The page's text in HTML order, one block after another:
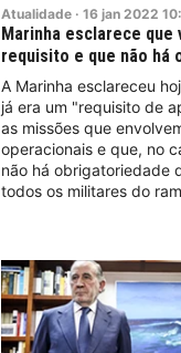
Atualidade · 16 jan 2022
Marinha esclarece que
requisito e que não há
A Marinha esclareceu
já era um "requisito de
as missões que
operacionais e que, no
não há obrigatoriedade
todos os militares do